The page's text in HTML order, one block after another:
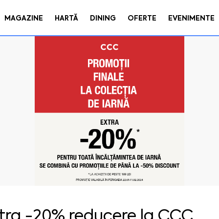
MAGAZINE HARTĂ DINING OFERTE EVENIMENTE